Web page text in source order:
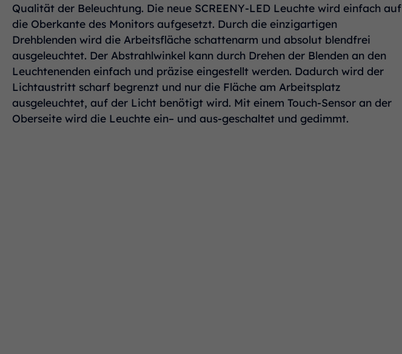
Qualität der Beleuchtung. Die neue SCREENY-LED Leuchte wird einfach auf
die Oberkante des Monitors aufgesetzt. Durch die einzigartigen
Drehblenden wird die Arbeitsfläche schattenarm und absolut blendfrei
ausgeleuchtet. Der Abstrahlwinkel kann durch Drehen der Blenden an den
Leuchtenenden einfach und präzise eingestellt werden. Dadurch wird der
Lichtaustritt scharf begrenzt und nur die Fläche am Arbeitsplatz
ausgeleuchtet, auf der Licht benötigt wird. Mit einem Touch-Sensor an der
Oberseite wird die Leuchte ein– und aus-geschaltet und gedimmt.